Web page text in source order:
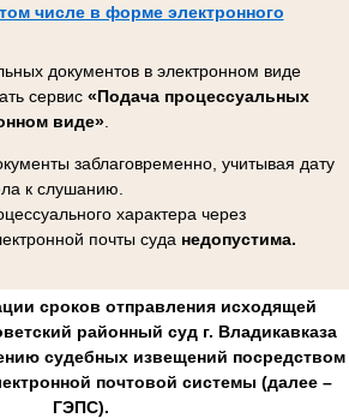
числе в форме электронного
документов в электронном виде
сервис «Подача процессуальных
виде».
заблаговременно, учитывая дату
к слушанию.
характера через
почты суда недопустима.
сроков отправления исходящей
районный суд г. Владикавказа
судебных извещений посредством
почтовой системы (далее –
ГЭПС).